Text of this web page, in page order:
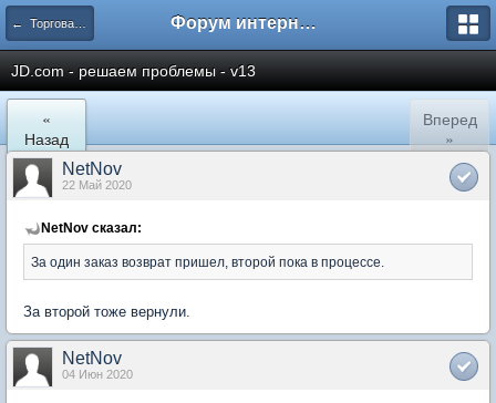
← Торговая площадка JD.com Форум интернет покупателей
JD.com - решаем проблемы - v13
«
Назад
Вперед
»
NetNov
22 Май 2020
NetNov сказал:
За один заказ возврат пришел, второй пока в процессе.
За второй тоже вернули.
NetNov
04 Июн 2020